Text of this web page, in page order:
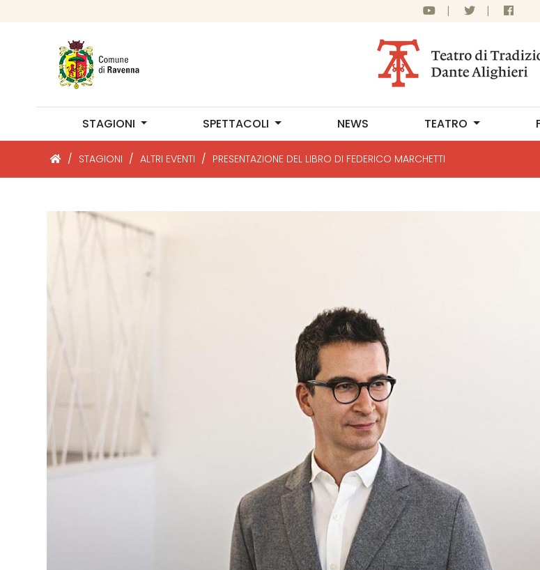
| |
STAGIONI SPETTACOLI NEWS TEATRO
/ STAGIONI / ALTRI EVENTI / PRESENTAZIONE DEL LIBRO DI FEDERICO MARCHETTI